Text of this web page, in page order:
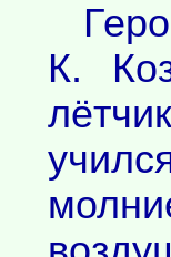
К.